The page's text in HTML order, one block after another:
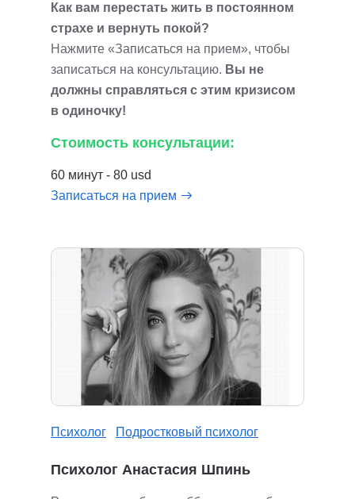
Как вам перестать жить в постоянном
страхе и вернуть покой?
Нажмите «Записаться на прием», чтобы
записаться на консультацию. Вы не
должны справляться с этим кризисом
в одиночку!
Стоимость консультации:
60 минут - 80 usd
Записаться на прием
Психолог Подростковый психолог
Психолог Анастасия Шпинь